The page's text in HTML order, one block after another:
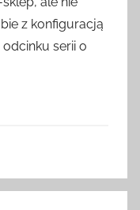
z konfiguracją
serii o